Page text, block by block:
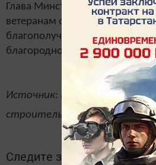
Глава Минстроя республики
ветеранам отрасли крепкого
благополучия, больших
благородном деле!
Источник: пресс-служба
строительства,
Следите за самым